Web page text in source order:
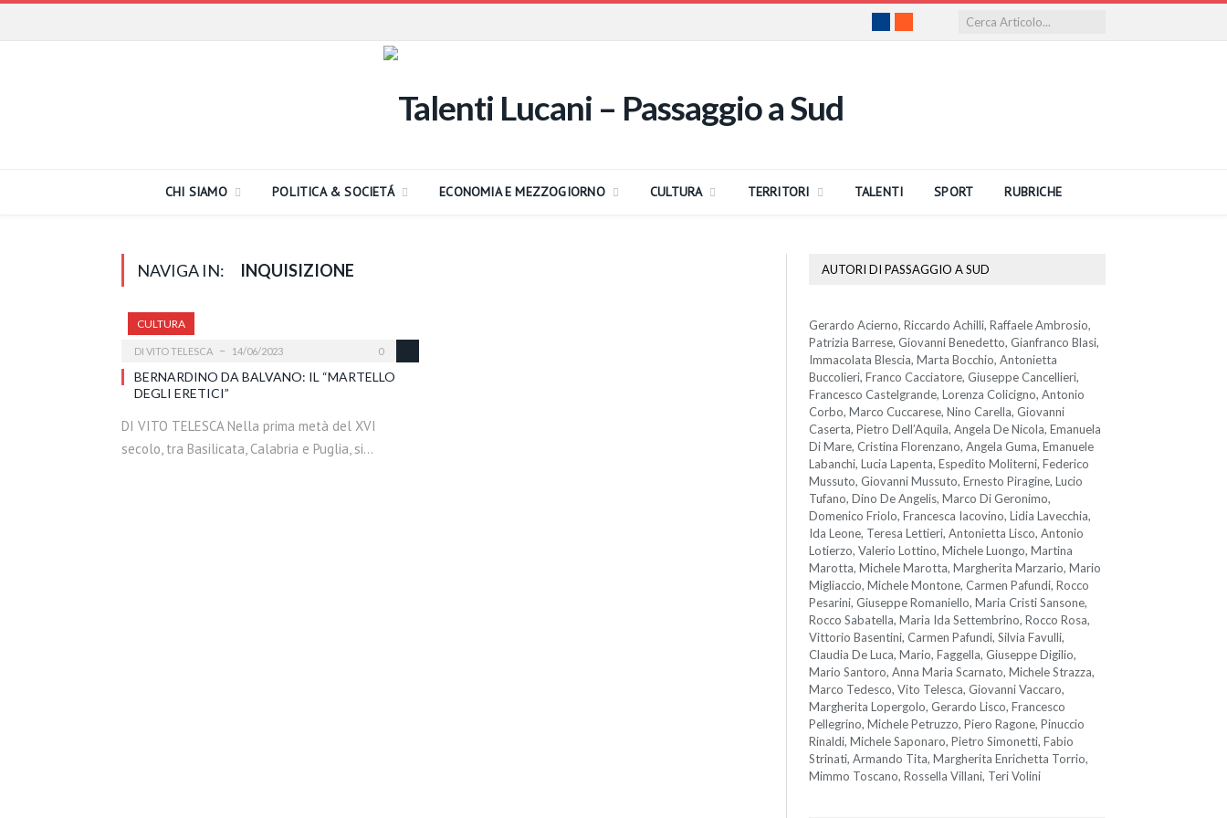
CHI SIAMO POLITICA & SOCIETÁ ECONOMIA E MEZZOGIORNO CULTURA TERRITORI TALENTI SPORT RUBRICHE
NAVIGA IN: INQUISIZIONE
CULTURA
DI VITO TELESCA 14/06/2023 0
BERNARDINO DA BALVANO: IL “MARTELLO
DEGLI ERETICI”
DI VITO TELESCA Nella prima metà del XVI
secolo, tra Basilicata, Calabria e Puglia, si…
AUTORI DI PASSAGGIO A SUD
Gerardo Acierno, Riccardo Achilli, Raffaele Ambrosio,
Patrizia Barrese, Giovanni Benedetto, Gianfranco Blasi,
Immacolata Blescia, Marta Bocchio, Antonietta
Buccolieri, Franco Cacciatore, Giuseppe Cancellieri,
Francesco Castelgrande, Lorenza Colicigno, Antonio
Corbo, Marco Cuccarese, Nino Carella, Giovanni
Caserta, Pietro Dell’Aquila, Angela De Nicola, Emanuela
Di Mare, Cristina Florenzano, Angela Guma, Emanuele
Labanchi, Lucia Lapenta, Espedito Moliterni, Federico
Mussuto, Giovanni Mussuto, Ernesto Piragine, Lucio
Tufano, Dino De Angelis, Marco Di Geronimo,
Domenico Friolo, Francesca Iacovino, Lidia Lavecchia,
Ida Leone, Teresa Lettieri, Antonietta Lisco, Antonio
Lotierzo, Valerio Lottino, Michele Luongo, Martina
Marotta, Michele Marotta, Margherita Marzario, Mario
Migliaccio, Michele Montone, Carmen Pafundi, Rocco
Pesarini, Giuseppe Romaniello, Maria Cristi Sansone,
Rocco Sabatella, Maria Ida Settembrino, Rocco Rosa,
Vittorio Basentini, Carmen Pafundi, Silvia Favulli,
Claudia De Luca, Mario, Faggella, Giuseppe Digilio,
Mario Santoro, Anna Maria Scarnato, Michele Strazza,
Marco Tedesco, Vito Telesca, Giovanni Vaccaro,
Margherita Lopergolo, Gerardo Lisco, Francesco
Pellegrino, Michele Petruzzo, Piero Ragone, Pinuccio
Rinaldi, Michele Saponaro, Pietro Simonetti, Fabio
Strinati, Armando Tita, Margherita Enrichetta Torrio,
Mimmo Toscano, Rossella Villani, Teri Volini